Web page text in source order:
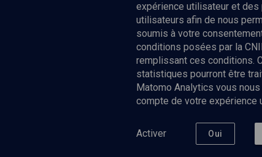
Nos
Culture
expérience utilisateur et des
utilisateurs afin de nous
soumis à votre
conditions posées par la
remplissant ces conditions.
statistiques pourront être
Matomo Analytics vous
compte de votre expérience
Activer Oui